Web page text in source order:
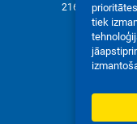
2167, е-pasts:
tiek